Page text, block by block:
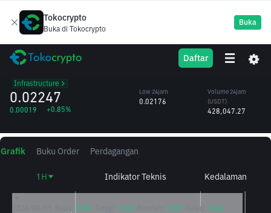
Tokocrypto
Buka di Tokocrypto
Buka
Daftar
AIGENSYN
Infrastructure
0.02247
0.00019 +0.85%
Low 24jam
0.02176
Volume 24jam
(AIGENSYN)
Volume 24jam
(USDT)
428,047.27
Grafik Buku Order Perdagangan
1H Indikator Teknis Kedalaman
0.02 0.03 0.02 Tutup:
0.02